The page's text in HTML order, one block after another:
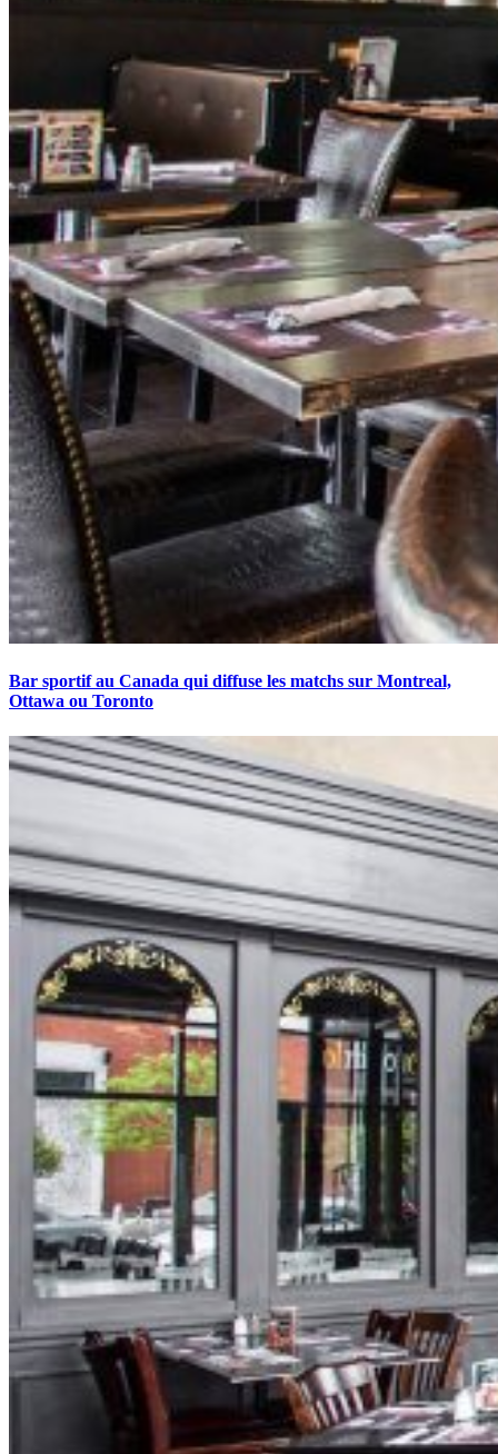
Bar sportif au Canada qui diffuse les matchs sur Montreal,
Ottawa ou Toronto